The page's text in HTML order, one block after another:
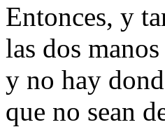
Entonces, y
las dos
y no hay
que no sean